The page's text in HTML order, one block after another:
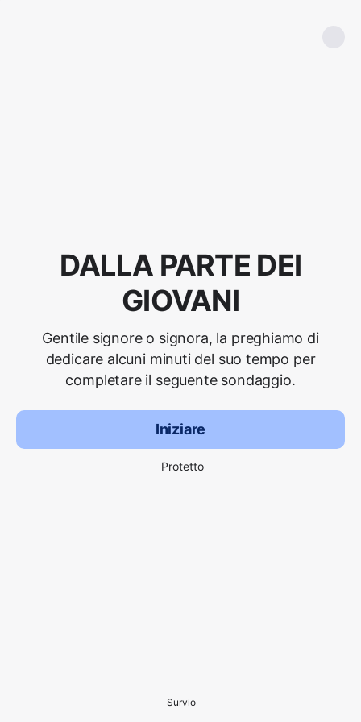
DALLA PARTE DEI
GIOVANI
Gentile signore o signora, la preghiamo di
dedicare alcuni minuti del suo tempo per
completare il seguente sondaggio.
Iniziare
Protetto
Survio